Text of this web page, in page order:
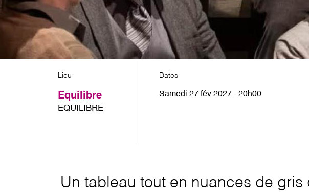
Lieu
Equilibre
EQUILIBRE
Dates
Samedi 27 fév 2027 - 20h00
Un tableau tout en nuances de gris